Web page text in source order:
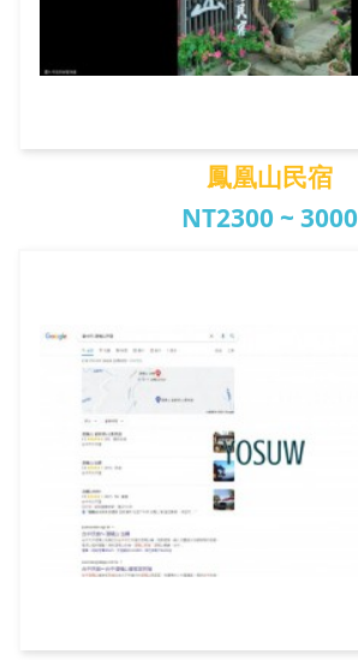
鳳凰山民宿
NT2300 ~ 3000